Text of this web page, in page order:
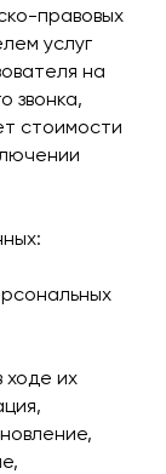
правовых
услуг
на
звонка,
стоимости
ходе их